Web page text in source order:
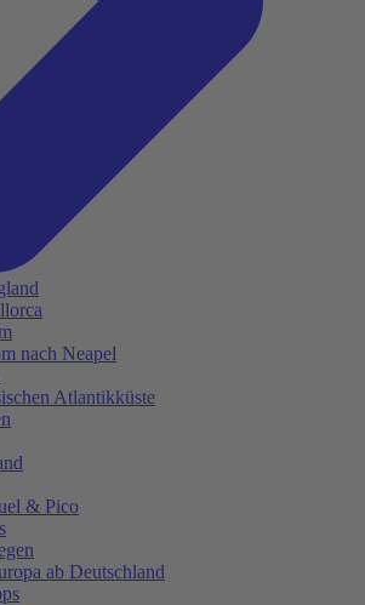
nach Neapel
Atlantikküste
& Pico
ab Deutschland